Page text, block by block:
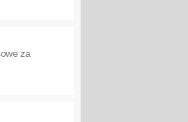
za